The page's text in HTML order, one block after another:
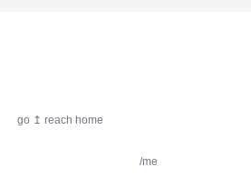
go ↥ reach home
/me